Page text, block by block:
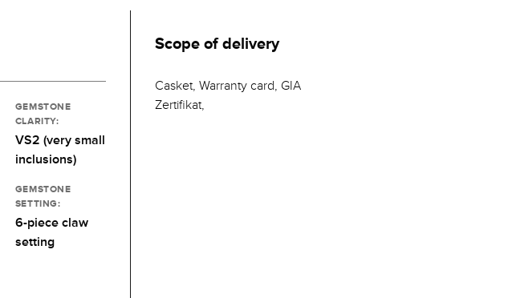
GEMSTONE
CLARITY:
VS2 (very small
inclusions)
GEMSTONE
SETTING:
6-piece claw
setting
Scope of delivery
Casket, Warranty card, GIA
Zertifikat,